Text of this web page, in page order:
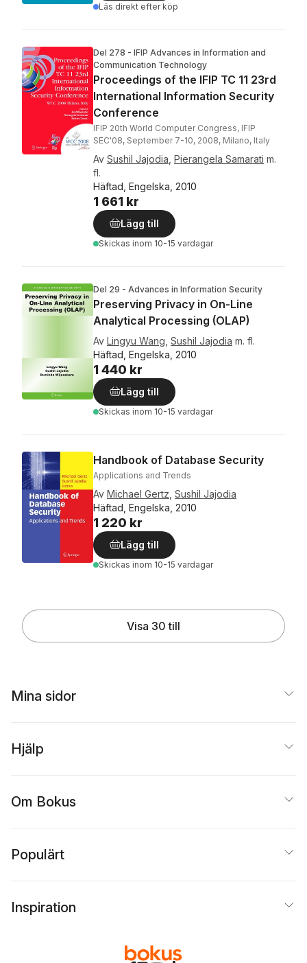
Läs direkt efter köp
Del 278 - IFIP Advances in Information and
Communication Technology
Proceedings of the IFIP TC 11 23rd
International Information Security
Conference
IFIP 20th World Computer Congress, IFIP
SEC'08, September 7-10, 2008, Milano, Italy
Av Sushil Jajodia Pierangela Samarati m.
fl.
Häftad, Engelska, 2010
1 661 kr
Lägg till
Skickas inom 10-15 vardagar
Del 29 - Advances in Information Security
Preserving Privacy in On-Line
Analytical Processing (OLAP)
Av Lingyu Wang Sushil Jajodia m. fl.
Häftad, Engelska, 2010
1 440 kr
Lägg till
Skickas inom 10-15 vardagar
Handbook of Database Security
Applications and Trends
Av Michael Gertz Sushil Jajodia
Häftad, Engelska, 2010
1 220 kr
Lägg till
Skickas inom 10-15 vardagar
Visa 30 till
Mina sidor
Hjälp
Om Bokus
Populärt
Inspiration